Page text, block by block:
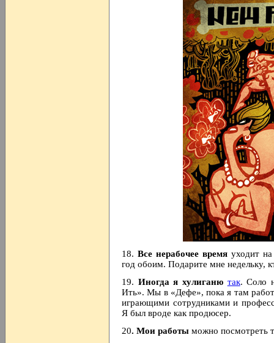
18. Все нерабочее времяуходит на
год обоим. Подарите мне недельку,
19. Иногда я хулиганю так. Соло
Ить». Мы в «Дефе», пока я там
играющими сотрудниками и
Я был вроде как продюсер.
20. Мои работы можно посмотреть